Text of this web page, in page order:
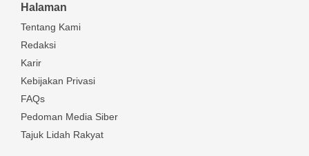
Halaman
Tentang Kami
Redaksi
Karir
Kebijakan Privasi
FAQs
Pedoman Media Siber
Tajuk Lidah Rakyat